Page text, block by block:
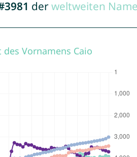
derweltweiten